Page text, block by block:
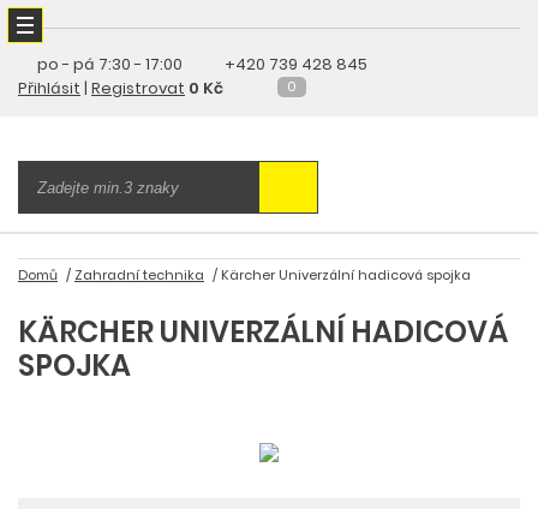
po - pá 7:30 - 17:00
+420 739 428 845
Přihlásit | Registrovat 0 Kč 0
Domů Zahradní technika Kärcher Univerzální hadicová spojka
KÄRCHER UNIVERZÁLNÍ HADICOVÁ
SPOJKA